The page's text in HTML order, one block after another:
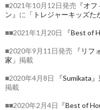
■2021年10月12日発売 『オ
ン』 に 「トレジャーキッズた
■■2021年1月20日 『Best of
■2020年9月11日発売 『リフ
家」 掲載
■2020年4月8日 『Sumikata
掲載
■■2020年2月4日 『Best of